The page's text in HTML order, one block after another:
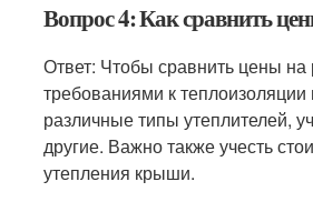
Вопрос 4: Как сравнить
Ответ: Чтобы сравнить цены
требованиями к
различные типы утеплителей,
другие. Важно также учесть
утепления крыши.